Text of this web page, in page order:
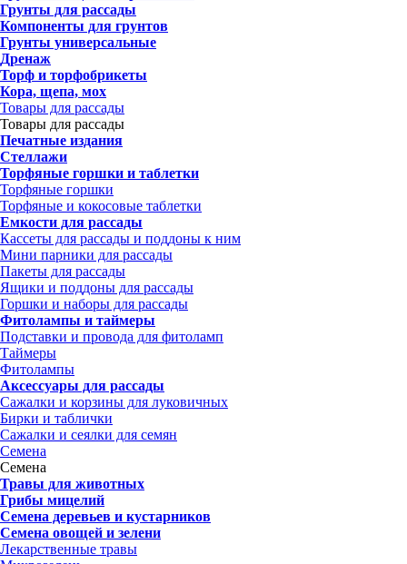
Грунты для рассады
Компоненты для грунтов
Грунты универсальные
Дренаж
Торф и торфобрикеты
Кора, щепа, мох
Товары для рассады
Товары для рассады
Печатные издания
Стеллажи
Торфяные горшки и таблетки
Торфяные горшки
Торфяные и кокосовые таблетки
Емкости для рассады
Кассеты для рассады и поддоны к ним
Мини парники для рассады
Пакеты для рассады
Ящики и поддоны для рассады
Горшки и наборы для рассады
Фитолампы и таймеры
Подставки и провода для фитоламп
Таймеры
Фитолампы
Аксессуары для рассады
Сажалки и корзины для луковичных
Бирки и таблички
Сажалки и сеялки для семян
Семена
Семена
Травы для животных
Грибы мицелий
Семена деревьев и кустарников
Семена овощей и зелени
Лекарственные травы